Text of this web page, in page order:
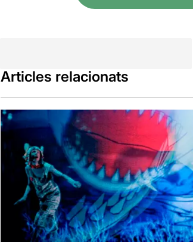
Articles relacionats